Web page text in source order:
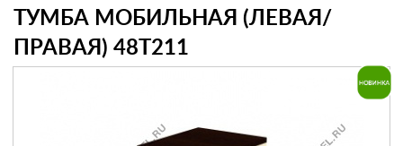
Каталог
О компании
ТУМБА МОБИЛЬНАЯ (ЛЕВАЯ/
ПРАВАЯ) 48T211